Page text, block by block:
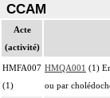
CCAM
Acte
(activité)
HMFA007
(1)
HMQA001 (1)
ou par